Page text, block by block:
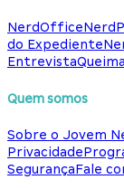
NerdOffice
do Expediente
Entrevista
Quem somos
Sobre o Jovem
Privacidade
SegurançaFale